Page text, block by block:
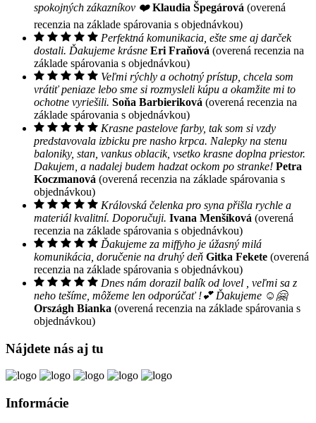
spokojných zákazníkov ❤️ Klaudia Špegárová (overená
recenzia na základe spárovania s objednávkou)
Perfektná komunikacia, ešte sme aj darček
dostali. Ďakujeme krásne Eri Fraňová (overená recenzia na
základe spárovania s objednávkou)
Veľmi rýchly a ochotný prístup, chcela som
vrátiť peniaze lebo sme si rozmysleli kúpu a okamžite mi to
ochotne vyriešili. Soňa Barbieriková (overená recenzia na
základe spárovania s objednávkou)
Krasne pastelove farby, tak som si vzdy
predstavovala izbicku pre nasho krpca. Nalepky na stenu
baloniky, stan, vankus oblacik, vsetko krasne doplna priestor.
Dakujem, a nadalej budem hadzat ockom po stranke! Petra
Koczmanová (overená recenzia na základe spárovania s
objednávkou)
Královská čelenka pro syna přišla rychle a
materiál kvalitní. Doporučuji. Ivana Menšíková (overená
recenzia na základe spárovania s objednávkou)
Ďakujeme za miffyho je úžasný milá
komunikácia, doručenie na druhý deň Gitka Fekete (overená
recenzia na základe spárovania s objednávkou)
Dnes nám dorazil balík od lovel , veľmi sa z
neho tešíme, môžeme len odporúčať !💕 Ďakujeme ☺️🤗
Országh Bianka (overená recenzia na základe spárovania s
objednávkou)
Nájdete nás aj tu
Informácie